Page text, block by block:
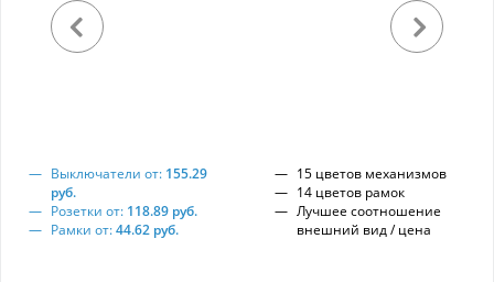
Выключатели от: 155.29
руб.
Розетки от: 118.89 руб.
Рамки от:44.62 руб.
15 цветов механизмов
14 цветов рамок
Лучшее соотношение
внешний вид / цена